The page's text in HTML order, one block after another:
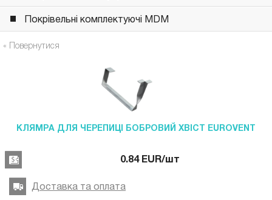
Покрівельні комплектуючі MDM
« Повернутися
КЛЯМРА ДЛЯ ЧЕРЕПИЦІ БОБРОВИЙ ХВІСТ EUROVENT
0.84 EUR/шт
Доставка та оплата